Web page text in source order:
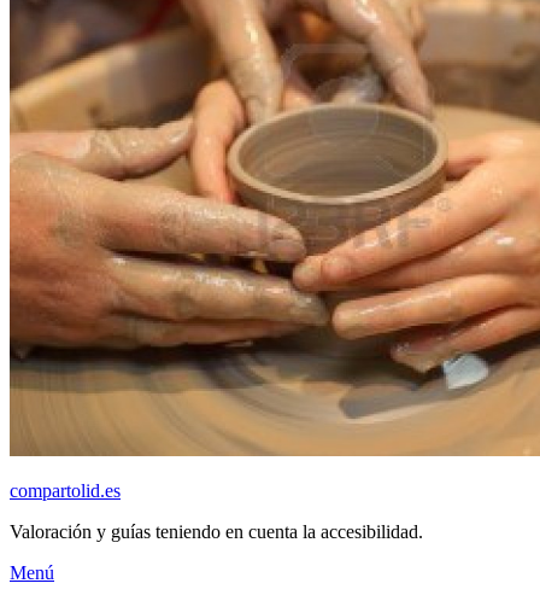
compartolid.es
Valoración y guías teniendo en cuenta la accesibilidad.
Saltar
Menú